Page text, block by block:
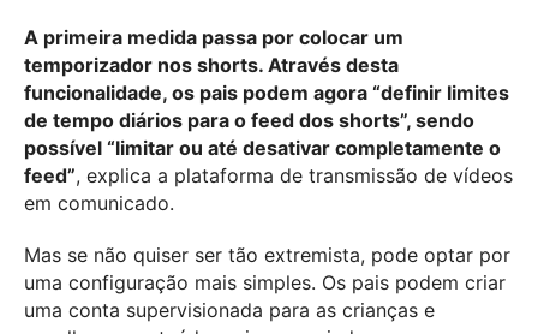
A primeira medida passa por colocar um
temporizador nos shorts. Através desta
funcionalidade, os pais podem agora “definir limites
de tempo diários para o feed dos shorts”, sendo
possível “limitar ou até desativar completamente o
feed”, explica a plataforma de transmissão de vídeos
em comunicado.
Mas se não quiser ser tão extremista, pode optar por
uma configuração mais simples. Os pais podem criar
uma conta supervisionada para as crianças e